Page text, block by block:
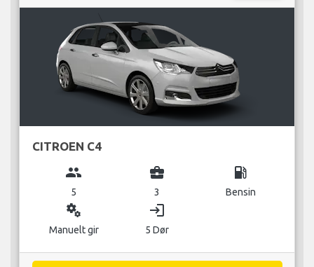
CITROEN C4
group
5
business_center
3
local_gas_station
Bensin
miscellaneous_services
Manuelt gir
login
5 Dør